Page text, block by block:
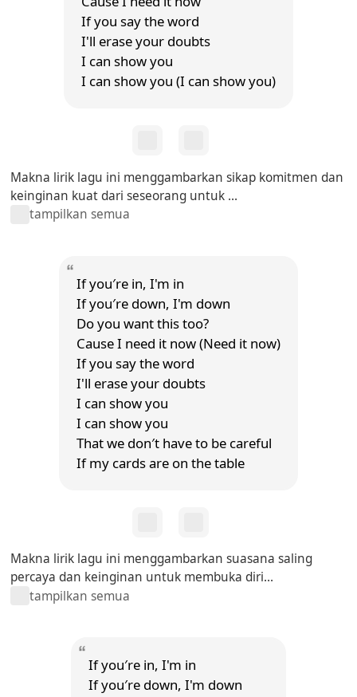
If you say the word
I'll erase your doubts
I can show you
I can show you (I can show you)
Makna lirik lagu ini menggambarkan sikap komitmen dan
keinginan kuat dari seseorang untuk ...
tampilkan semua
If you′re in, I'm in
If you′re down, I'm down
Do you want this too?
Cause I need it now (Need it now)
If you say the word
I'll erase your doubts
I can show you
I can show you
That we don′t have to be careful
If my cards are on the table
Makna lirik lagu ini menggambarkan suasana saling
percaya dan keinginan untuk membuka diri...
tampilkan semua
If you′re in, I'm in
If you′re down, I'm down